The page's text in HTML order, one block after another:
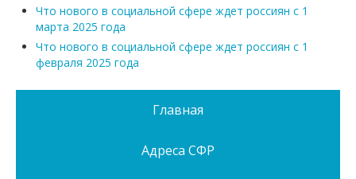
Что нового в социальной сфере ждет россиян с 1
марта 2025 года
Что нового в социальной сфере ждет россиян с 1
февраля 2025 года
Главная
Адреса СФР